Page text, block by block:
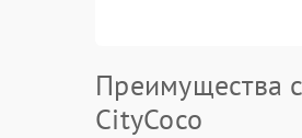
Преимущества
CityCoco